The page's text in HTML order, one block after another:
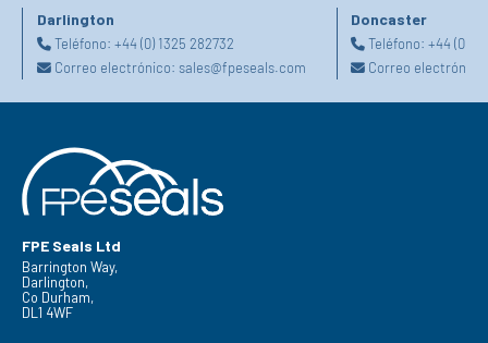
Darlington
Teléfono: +44 (0) 1325 282732
Correo electrónico: sales@fpeseals.com
Doncaster
Teléfono:+44 (0)
Correo
FPE Seals Ltd
Barrington Way,
Darlington,
Co Durham,
DL1 4WF